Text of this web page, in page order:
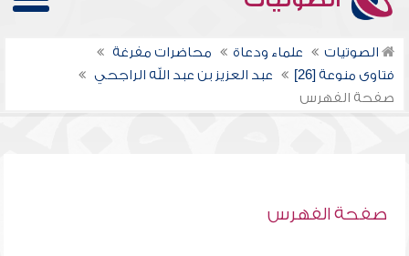
الصوتيات علماء ودعاة
محاضرات مفرغة
فتاوى منوعة [26]
عبد العزيز بن عبد الله الراجحي
صفحة الفهرس
صفحة الفهرس